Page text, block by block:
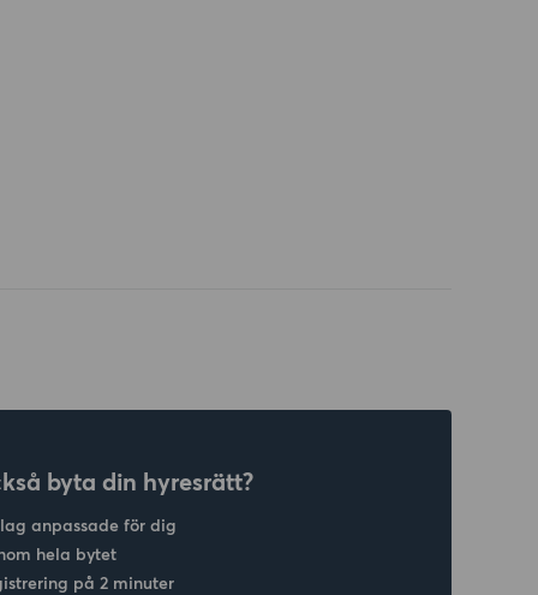
byta din hyresrätt?
anpassade för dig
hela bytet
på 2 minuter